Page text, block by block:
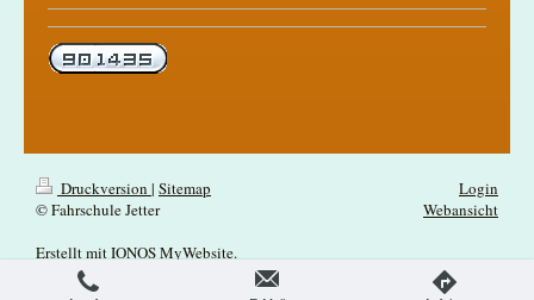
Druckversion | Sitemap
© Fahrschule Jetter
Erstellt mitIONOS MyWebsite.
Login
Webansicht